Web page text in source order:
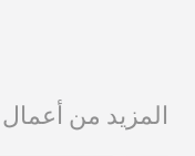
المزيد من